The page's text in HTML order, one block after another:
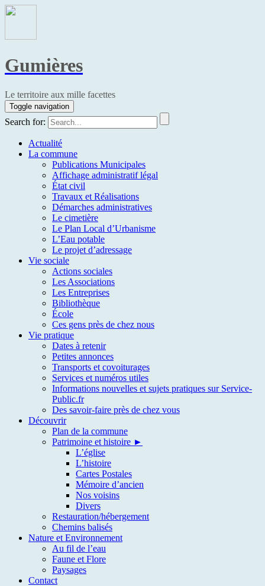
Gumières
Le territoire aux mille facettes
Toggle navigation
Search for:
Actualité
La commune
Publications Municipales
Affichage administratif légal
État civil
Travaux et Réalisations
Démarches administratives
Le cimetière
Le Plan Local d’Urbanisme
L’Eau potable
Le projet d’adressage
Vie sociale
Actions sociales
Les Associations
Les Entreprises
Bibliothèque
École
Ces gens près de chez nous
Vie pratique
Dates à retenir
Petites annonces
Transports et covoiturages
Services et numéros utiles
Informations nouvelles et sujets pratiques sur Service-
Public.fr
Des savoir-faire près de chez vous
Découvrir
Plan de la commune
Patrimoine et histoire ►
L’église
L’histoire
Cartes Postales
Mémoire d’ancien
Nos voisins
Divers
Restauration/hébergement
Chemins balisés
Nature et Environnement
Au fil de l’eau
Faune et Flore
Paysages
Contact